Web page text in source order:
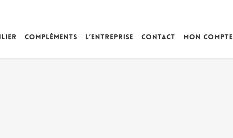
Compléments L’entreprise Contact Mon compte